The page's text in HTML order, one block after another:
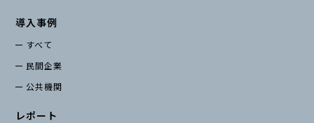
導入事例
すべて
民間企業
公共機関
レポート